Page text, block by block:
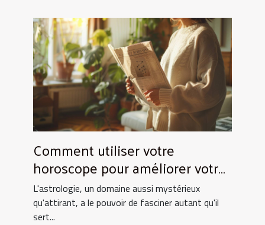
Comment utiliser votre
horoscope pour améliorer votre
quotidien
L'astrologie, un domaine aussi mystérieux
qu'attirant, a le pouvoir de fasciner autant qu'il
sert...